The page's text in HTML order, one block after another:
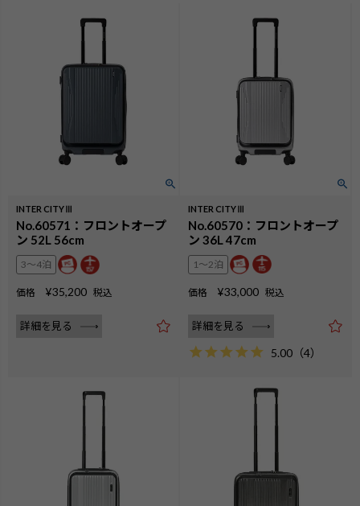
INTER CITYⅢ
No.60571：フロントオープ
ン 52L 56cm
3〜4泊
価格 ¥35,200 税込
詳細を見る
INTER CITYⅢ
No.60570：フロントオープ
ン 36L 47cm
1〜2泊
価格 ¥33,000 税込
詳細を見る
5.00 （4）